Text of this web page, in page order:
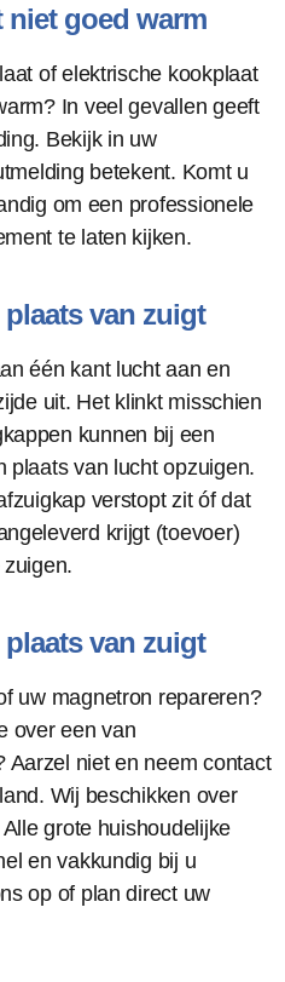
niet goed warm
of elektrische kookplaat
In veel gevallen geeft
Bekijk in uw
betekent. Komt u
om een professionele
te laten kijken.
van zuigt
één kant lucht aan en
uit. Het klinkt misschien
kunnen bij een
plaats van lucht opzuigen.
verstopt zit óf dat
krijgt (toevoer)
van zuigt
uw magnetron repareren?
over een van
Aarzel niet en neem contact
Wij beschikken over
Alle grote huishoudelijke
en vakkundig bij u
op of plan direct uw